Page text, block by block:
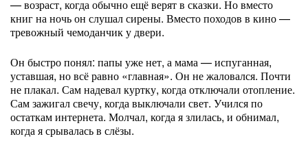
— возраст, когда обычно ещё верят в сказки. Но вместо
книг на ночь он слушал сирены. Вместо походов в кино —
тревожный чемоданчик у двери.
Он быстро понял: папы уже нет, а мама — испуганная,
уставшая, но всё равно «главная». Он не жаловался. Почти
не плакал. Сам надевал куртку, когда отключали отопление.
Сам зажигал свечу, когда выключали свет. Учился по
остаткам интернета. Молчал, когда я злилась, и обнимал,
когда я срывалась в слёзы.